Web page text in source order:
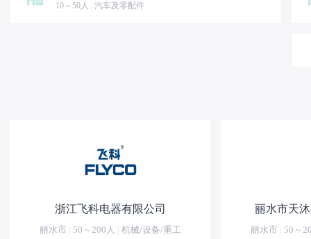
10～50人 汽车及零配件
浙江飞科电器有限公司
丽水市 50～200人 机械/设备/重工
丽水市天
丽水市 50～